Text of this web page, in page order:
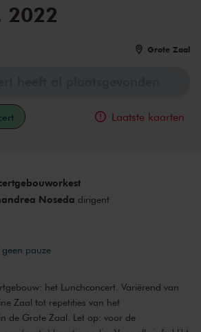
2022
Grote Zaal
Laatste kaarten
Noseda dirigent
pauze
het Lunchconcert. Variërend van
Zaal tot repetities van het
de Grote Zaal. Let op: voor de